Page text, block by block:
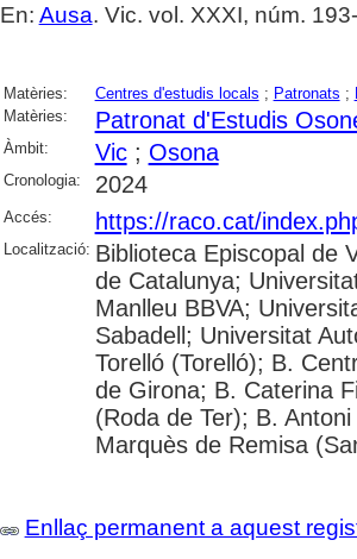
En: Ausa. Vic. vol. XXXI, núm.
Matèries: Centres d'estudis locals ; Patronats ;
Matèries:
Patronat d'Estudis
Àmbit: Vic; Osona
Cronologia: 2024
Accés: https://raco.cat/
Localització: Biblioteca Episcopal de
de Catalunya;
Manlleu BBVA;
Sabadell; Universitat
Torelló (Torelló); B.
de Girona; B. Caterina
(Roda de Ter); B.
Marquès de Remisa
Enllaç permanent a aquest